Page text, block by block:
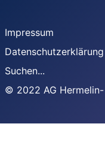
Impressum
Datenschutzerklärung
Suchen...
© 2022 AG